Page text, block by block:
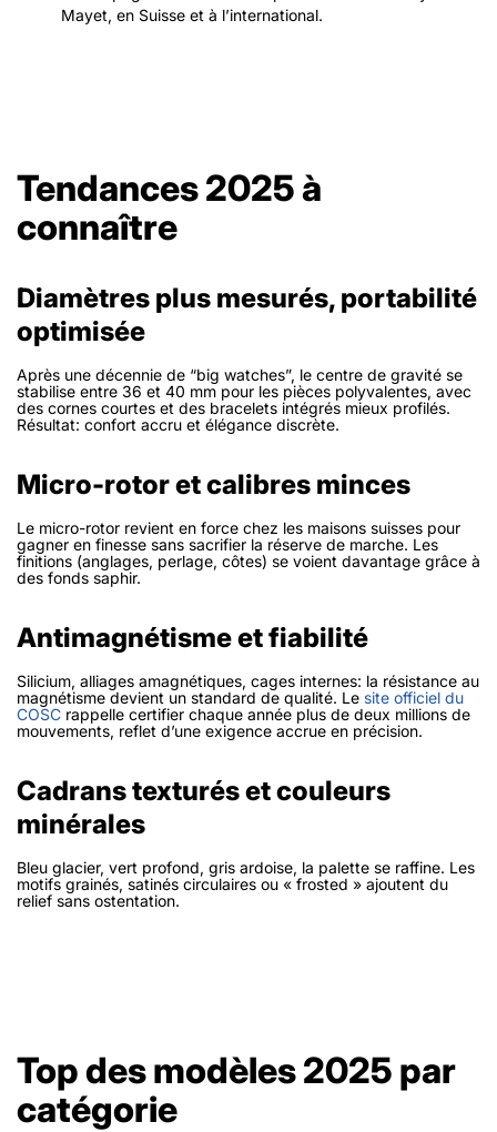
Mayet, en Suisse et à l’international.
Tendances 2025 à
connaître
Diamètres plus mesurés, portabilité
optimisée
Après une décennie de “big watches”, le centre de gravité se
stabilise entre 36 et 40 mm pour les pièces polyvalentes, avec
des cornes courtes et des bracelets intégrés mieux profilés.
Résultat: confort accru et élégance discrète.
Micro-rotor et calibres minces
Le micro-rotor revient en force chez les maisons suisses pour
gagner en finesse sans sacrifier la réserve de marche. Les
finitions (anglages, perlage, côtes) se voient davantage grâce à
des fonds saphir.
Antimagnétisme et fiabilité
Silicium, alliages amagnétiques, cages internes: la résistance au
magnétisme devient un standard de qualité. Le site officiel du
COSC rappelle certifier chaque année plus de deux millions de
mouvements, reflet d’une exigence accrue en précision.
Cadrans texturés et couleurs
minérales
Bleu glacier, vert profond, gris ardoise, la palette se raffine. Les
motifs grainés, satinés circulaires ou « frosted » ajoutent du
relief sans ostentation.
Top des modèles 2025 par
catégorie